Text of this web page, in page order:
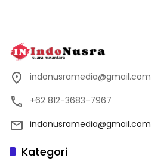
indonusramedia@gmail.com
+62 812-3683-7967
indonusramedia@gmail.com
Kategori